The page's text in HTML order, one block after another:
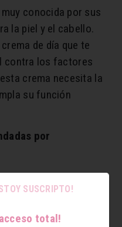
conocida por sus
la piel y el cabello.
de día que te
contra los factores
crema necesita la
su función
por
con el tiempo.
piel, pero
SUSCRIPTO!
total!